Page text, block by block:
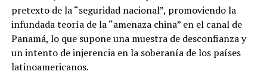
pretexto de la “seguridad nacional”, promoviendo la
infundada teoría de la “amenaza china” en el canal de
Panamá, lo que supone una muestra de desconfianza y
un intento de injerencia en la soberanía de los países
latinoamericanos.